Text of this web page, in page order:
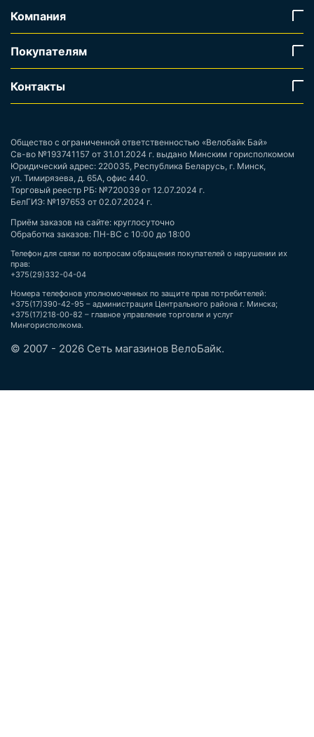
Компания
Покупателям
Контакты
Общество с ограниченной ответственностью «Велобайк Бай»
Св-во №193741157 от 31.01.2024 г. выдано Минским горисполкомом
Юридический адрес: 220035, Республика Беларусь, г. Минск,
ул. Тимирязева, д. 65А, офис 440.
Торговый реестр РБ: №720039 от 12.07.2024 г.
БелГИЭ: №197653 от 02.07.2024 г.
Приём заказов на сайте: круглосуточно
Обработка заказов: ПН-ВС с 10:00 до 18:00
Телефон для связи по вопросам обращения покупателей о нарушении их
прав:
+375(29)332-04-04
Номера телефонов уполномоченных по защите прав потребителей:
+375(17)390-42-95 – администрация Центрального района г. Минска;
+375(17)218-00-82 – главное управление торговли и услуг
Мингорисполкома.
© 2007 - 2026 Сеть магазинов ВелоБайк.